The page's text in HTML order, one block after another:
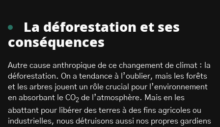
La déforestation et ses
conséquences
Autre cause anthropique de ce changement de climat : la
déforestation. On a tendance à l’oublier, mais les forêts
et les arbres jouent un rôle crucial pour l’environnement
en absorbant le CO2 de l’atmosphère. Mais en les
abattant pour libérer des terres à des fins agricoles ou
industrielles, nous détruisons aussi nos propres gardiens